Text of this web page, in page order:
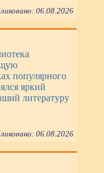
06.08.2026
популярного
яркий
литературу
06.08.2026